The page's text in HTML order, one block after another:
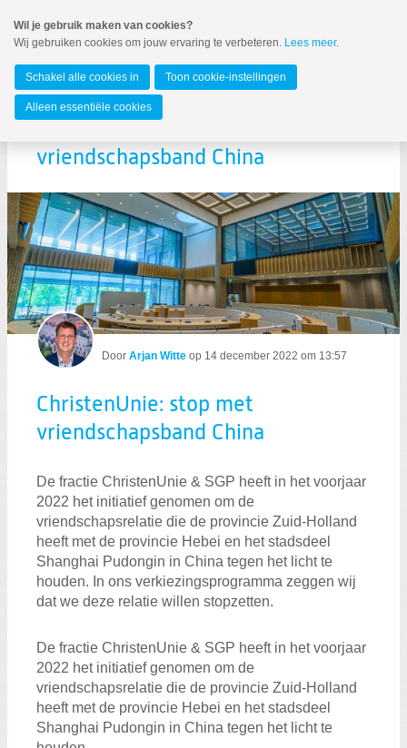
naar
Spring
de
inhoud
Spring
naar
hoofdmenu
Zuid-Holland
MENU
Nieuws
VIZIER 2022-3
Nieuwsbrief Vizier
Landelijk nieuws ChristenUnie
Zoeken
vriendschapsband China
Door Arjan Witte op 14 december 2022 om 13:57
ChristenUnie: stop met
vriendschapsband China
De fractie ChristenUnie & SGP heeft in het voorjaar
2022 het initiatief genomen om de
vriendschapsrelatie die de provincie Zuid-Holland
heeft met de provincie Hebei en het stadsdeel
Shanghai Pudongin in China tegen het licht te
houden. In ons verkiezingsprogramma zeggen wij
dat we deze relatie willen stopzetten.
De fractie ChristenUnie & SGP heeft in het voorjaar
2022 het initiatief genomen om de
vriendschapsrelatie die de provincie Zuid-Holland
heeft met de provincie Hebei en het stadsdeel
Shanghai Pudongin in China tegen het licht te
Wil je gebruik maken van cookies?
Wij gebruiken cookies om jouw ervaring te verbeteren. Lees meer.
Schakel alle cookies in Toon cookie-instellingen
Alleen essentiële cookies